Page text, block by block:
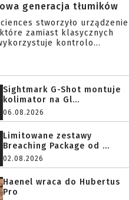
generacja tłumików
stworzyło urządzenie
zamiast klasycznych
kontrolo...
Sightmark G-Shot montuje
kolimator na Gl...
06.08.2026
Limitowane zestawy
Breaching Package od ...
02.08.2026
Haenel wraca do Hubertus
Pro